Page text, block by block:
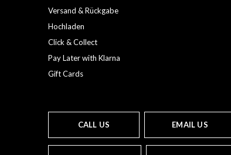
Versand & Rückgabe
Hochladen
Click & Collect
Pay Later with Klarna
Gift Cards
CALL US EMAIL US